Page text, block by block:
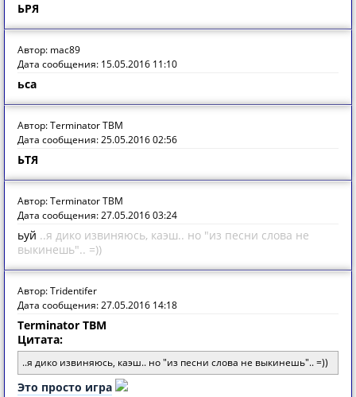
ЬРЯ
Автор: mac89
Дата сообщения: 15.05.2016 11:10
ьса
Автор: Terminator TBM
Дата сообщения: 25.05.2016 02:56
ЬТЯ
Автор: Terminator TBM
Дата сообщения: 27.05.2016 03:24
ьуй ..я дико извиняюсь, каэш.. но "из песни слова не
выкинешь".. =))
Автор: Tridentifer
Дата сообщения: 27.05.2016 14:18
Terminator TBM
Цитата:
..я дико извиняюсь, каэш.. но "из песни слова не выкинешь".. =))
Это просто игра